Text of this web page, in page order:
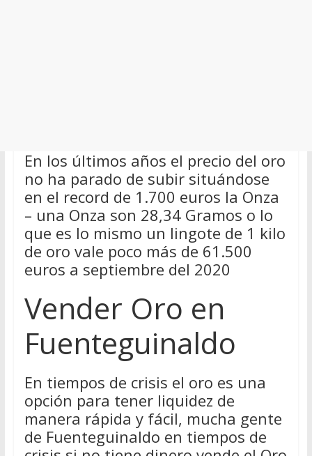
En los últimos años el precio del oro
no ha parado de subir situándose
en el record de 1.700 euros la Onza
– una Onza son 28,34 Gramos o lo
que es lo mismo un lingote de 1 kilo
de oro vale poco más de 61.500
euros a septiembre del 2020
Vender Oro en
Fuenteguinaldo
En tiempos de crisis el oro es una
opción para tener liquidez de
manera rápida y fácil, mucha gente
de Fuenteguinaldo en tiempos de